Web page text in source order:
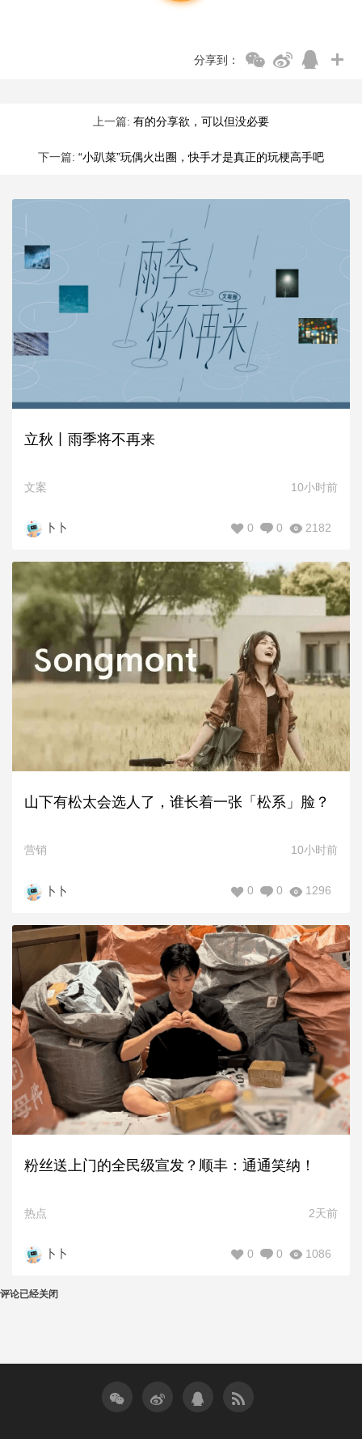
分享到：
上一篇: 有的分享欲，可以但没必要
下一篇: “小趴菜”玩偶火出圈，快手才是真正的玩梗高手吧
立秋丨雨季将不再来
文案 10小时前
卜卜 2182
0
0
山下有松太会选人了，谁长着一张「松系」脸？
营销 10小时前
卜卜 1296
0
0
粉丝送上门的全民级宣发？顺丰：通通笑纳！
热点 2天前
卜卜 1086
0
0
评论已经关闭